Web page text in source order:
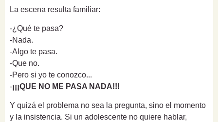
La escena resulta familiar:
-¿Qué te pasa?
-Nada.
-Algo te pasa.
-Que no.
-Pero si yo te conozco...
-¡¡¡QUE NO ME PASA NADA!!!
Y quizá el problema no sea la pregunta, sino el momento
y la insistencia. Si un adolescente no quiere hablar,